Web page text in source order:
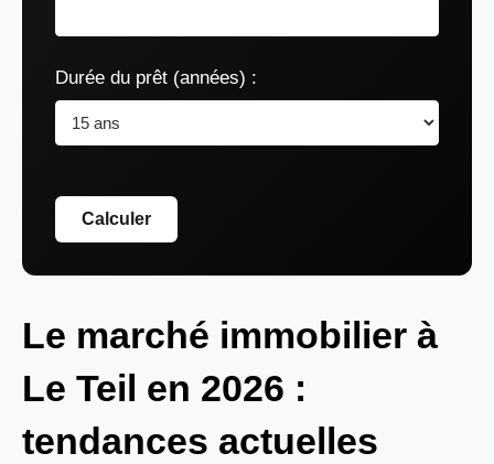
Durée du prêt (années) :
Calculer
Le marché immobilier à
Le Teil en 2026 :
tendances actuelles